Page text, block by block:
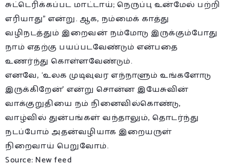
சுட்டெரிக்கப்பட மாட்டாய்; நெருப்பு உன்மேல் பற்றி
எரியாது” என்று. ஆக, நம்மைக் காத்து
வழிநடத்தும் இறைவன் நம்மோடு இருக்கும்போது
நாம் எதற்கு பயப்படவேண்டும் என்பதை
உணர்ந்து கொள்ளவேண்டும்.
எனவே, ‘உலக முடிவுவர எந்நாளும் உங்களோடு
இருக்கிறேன்’ என்று சொன்ன இயேசுவின்
வாக்குறுதியை நம் நினைவில்கொண்டு,
வாழ்வில் துன்பங்கள் வந்தாலும், தொடர்ந்து
நடப்போம் அதன்வழியாக இறையருள்
நிறைவாய் பெறுவோம்.
Source: New feed